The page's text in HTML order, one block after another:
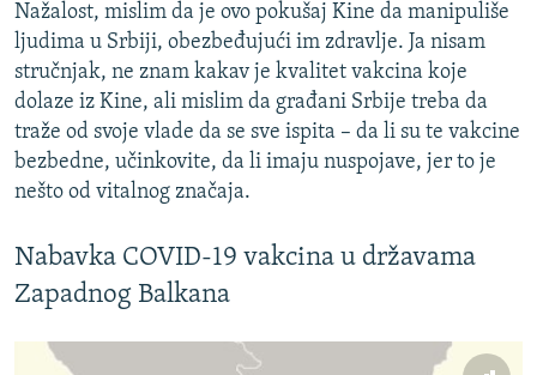
Nažalost, mislim da je ovo pokušaj Kine da manipuliše
ljudima u Srbiji, obezbeđujući im zdravlje. Ja nisam
stručnjak, ne znam kakav je kvalitet vakcina koje
dolaze iz Kine, ali mislim da građani Srbije treba da
traže od svoje vlade da se sve ispita – da li su te vakcine
bezbedne, učinkovite, da li imaju nuspojave, jer to je
nešto od vitalnog značaja.
Nabavka COVID-19 vakcina u državama
Zapadnog Balkana